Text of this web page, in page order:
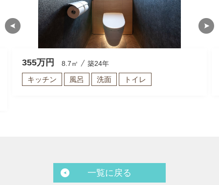
355万円 8.7㎡ 築24年
キッチン 風呂 洗面 トイレ
一覧に戻る